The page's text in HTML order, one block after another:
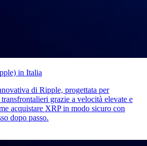
in Italia
di Ripple, progettata per
grazie a velocità elevate e
acquistare XRP in modo sicuro con
dopo passo.